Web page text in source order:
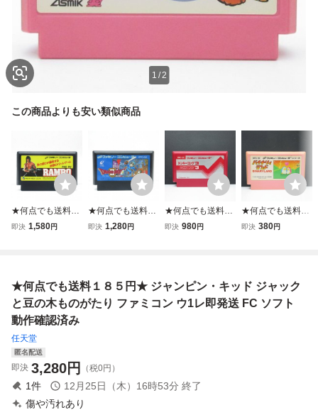
1 /2
この商品よりも安い類似商品
★何点でも送料１
８５円★ ランボー
即決 1,580円
★何点でも送料１
８５円★ ⑤ ドラ
レ即発送 FC ソフ
ト 動作確認済み
即決 1,280円
★何点でも送料１
８５円★ ⑬ ドン
即決 980円
★何点でも送料１
８５円★ バイナリ
即決 380円
★何点でも送料１８５円★ ジャンピン・キッド ジャック
と豆の木ものがたり ファミコン ウ1レ即発送 FC ソフト
動作確認済み
任天堂
匿名配送
即決 3,280円 （税0円）
1件 12月25日（木）16時53分 終了
傷や汚れあり